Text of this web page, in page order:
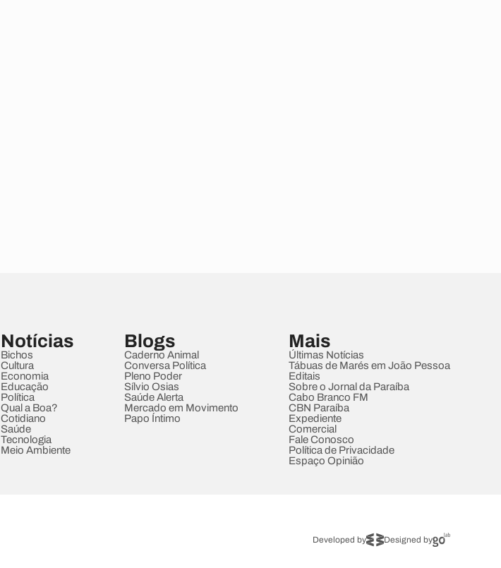
Notícias
Bichos
Cultura
Economia
Educação
Política
Qual a Boa?
Cotidiano
Saúde
Tecnologia
Meio Ambiente
Blogs
Caderno Animal
Conversa Política
Pleno Poder
Sílvio Osias
Saúde Alerta
Mercado em Movimento
Papo Íntimo
Mais
Últimas Notícias
Tábuas de Marés em João Pessoa
Editais
Sobre o Jornal da Paraíba
Cabo Branco FM
CBN Paraíba
Expediente
Comercial
Fale Conosco
Política de Privacidade
Espaço Opinião
Developed by Designed by